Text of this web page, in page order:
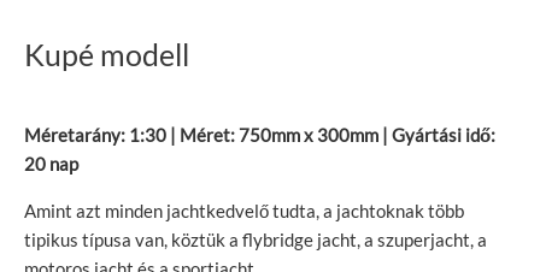
Kupé modell
Méretarány: 1:30 | Méret: 750mm x 300mm | Gyártási idő:
20 nap
Amint azt minden jachtkedvelő tudta, a jachtoknak több
tipikus típusa van, köztük a flybridge jacht, a szuperjacht, a